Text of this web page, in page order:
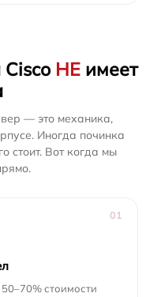
НЕ имеет
— это механика,
Иногда починка
стоит. Вот когда мы
01
стоимости